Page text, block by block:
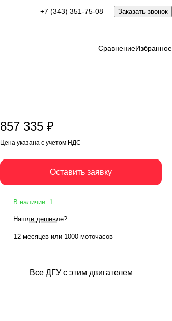
+7 (343) 351-75-08 Заказать звонок
СравнениеИзбранное
Оставить заявку
857 335 ₽
Цена указана с учетом НДС
Оставить заявку
В наличии: 1
Нашли дешевле?
12 месяцев или 1000 моточасов
Все ДГУ с этим двигателем